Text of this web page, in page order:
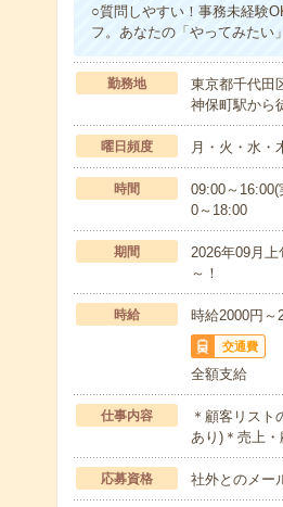
○質問しやすい！事務未経験
フ。あなたの「やってみたい
勤務地
東京都千代田
神保町駅から
曜日頻度 月・火・水
時間
09:00～
0～18:00
期間
2026年09月
～！
時給 時給2000円～
交通費
全額支給
仕事内容
＊顧客リス
あり)＊売上
応募資格 社外とのメー